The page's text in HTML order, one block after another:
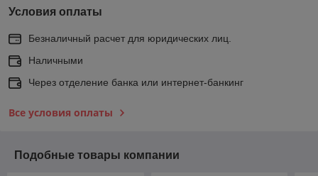
Условия оплаты
Безналичный расчет для юридических лиц.
Наличными
Через отделение банка или интернет-банкинг
Все условия оплаты
Подобные товары компании